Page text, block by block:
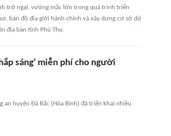
trở ngại, vướng mắc lớn trong quá trình triển
bản đồ địa giới hành chính và xây dựng cơ sở dữ
địa bàn tỉnh Phú Thọ.
sáng' miễn phí cho người
huyện Đà Bắc (Hòa Bình) đã triển khai nhiều